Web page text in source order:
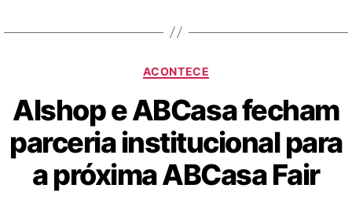
ACONTECE
Alshop e ABCasa fecham
parceria institucional para
a próxima ABCasa Fair